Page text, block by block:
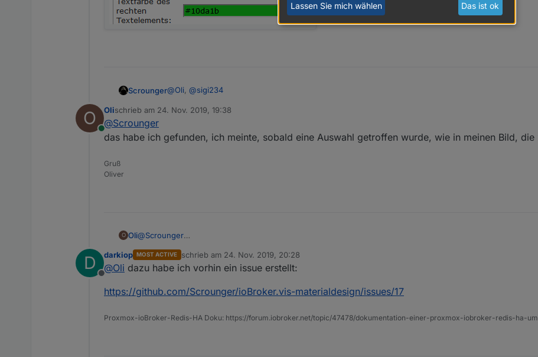
Scrounger@Oli, @sigi234
O
Online
Olischrieb am 24. Nov. 2019, 19:38
zuletzt editiert von
@Scrounger
das habe ich gefunden, ich meinte, sobald eine Auswahl getroffen wurde, wie in meinen Bild, die
Gruß
Oliver
O Oli@Scrounger
D
Offline
darkiop MOST ACTIVE schrieb am 24. Nov. 2019, 20:28
zuletzt editiert von
@Oli dazu habe ich vorhin ein issue erstellt:
https://github.com/Scrounger/ioBroker.vis-materialdesign/issues/17
Proxmox-ioBroker-Redis-HA Doku: https://forum.iobroker.net/topic/47478/dokumentation-einer-proxmox-iobroker-redis-ha-
Lassen Sie mich wählen Das ist ok